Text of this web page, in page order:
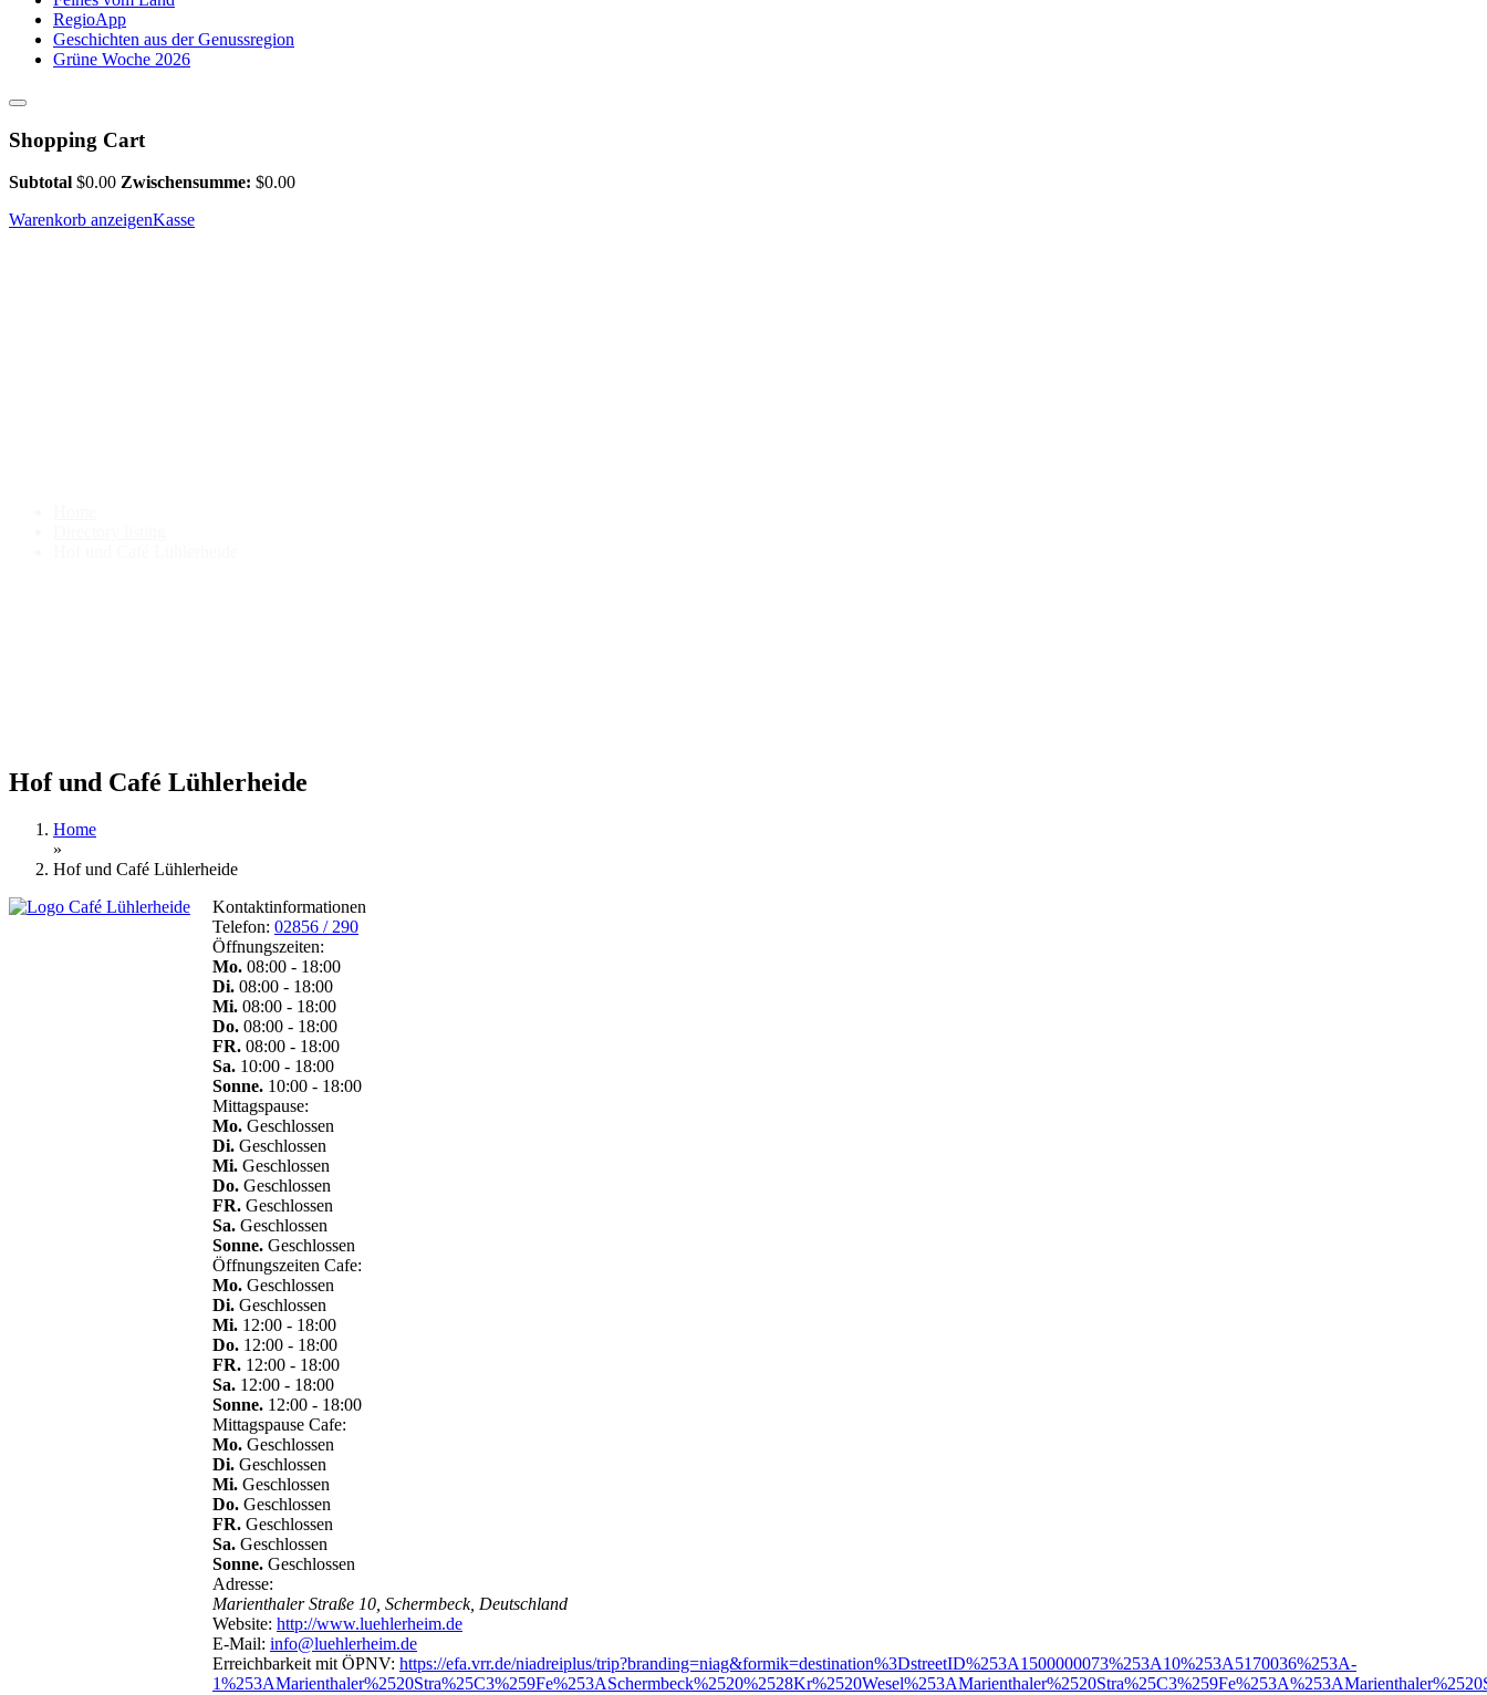
RegioApp
Geschichten aus der Genussregion
Grüne Woche 2026
Shopping Cart
Subtotal $0.00 Zwischensumme: $0.00
Warenkorb anzeigenKasse
Hof und Café Lühlerheide
Home
»
Hof und Café Lühlerheide
Kontaktinformationen
Telefon: 02856 / 290
Öffnungszeiten:
Mo. 08:00 - 18:00
Di. 08:00 - 18:00
Mi. 08:00 - 18:00
Do. 08:00 - 18:00
FR. 08:00 - 18:00
Sa. 10:00 - 18:00
Sonne. 10:00 - 18:00
Mittagspause:
Mo. Geschlossen
Di. Geschlossen
Mi. Geschlossen
Do. Geschlossen
FR. Geschlossen
Sa. Geschlossen
Sonne. Geschlossen
Öffnungszeiten Cafe:
Mo. Geschlossen
Di. Geschlossen
Mi. 12:00 - 18:00
Do. 12:00 - 18:00
FR. 12:00 - 18:00
Sa. 12:00 - 18:00
Sonne. 12:00 - 18:00
Mittagspause Cafe:
Mo. Geschlossen
Di. Geschlossen
Mi. Geschlossen
Do. Geschlossen
FR. Geschlossen
Sa. Geschlossen
Sonne. Geschlossen
Adresse:
Marienthaler Straße 10, Schermbeck, Deutschland
Website: http://www.luehlerheim.de
E-Mail: info@luehlerheim.de
Erreichbarkeit mit ÖPNV: https://efa.vrr.de/niadreiplus/trip?branding=niag&formik=destination%3DstreetID%253A1500000073%253A10%253A5170036%253A-